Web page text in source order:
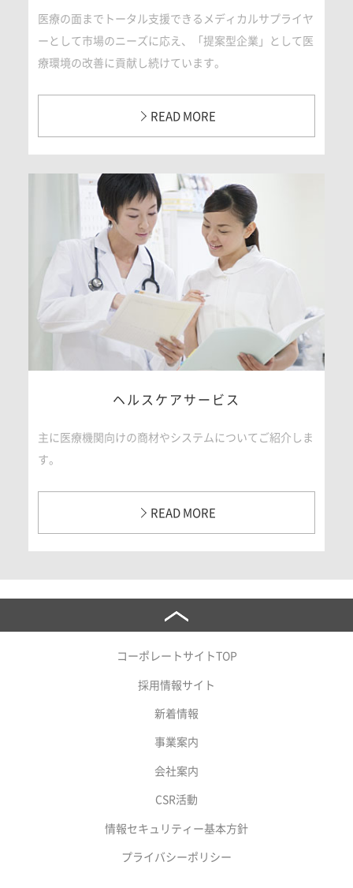
医療の面までトータル支援できるメディカルサプライヤ
ーとして市場のニーズに応え、「提案型企業」として医
療環境の改善に貢献し続けています。
READ MORE
ヘルスケアサービス
主に医療機関向けの商材やシステムについてご紹介しま
す。
READ MORE
コーポレートサイトTOP
採用情報サイト
新着情報
事業案内
会社案内
CSR活動
情報セキュリティー基本方針
プライバシーポリシー